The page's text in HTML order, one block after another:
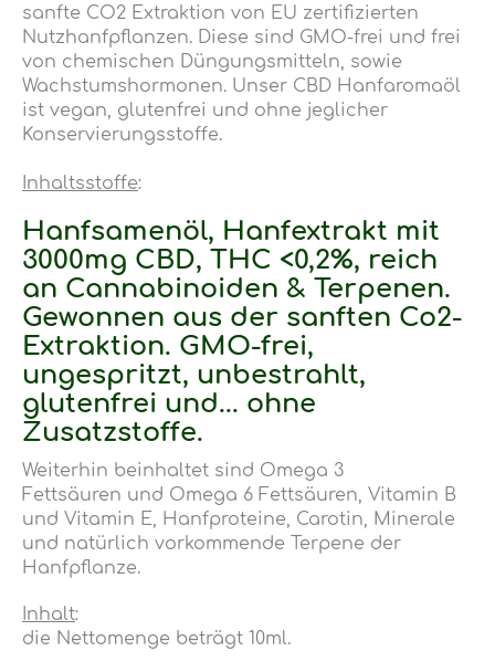
sanfte CO2 Extraktion von EU zertifizierten
Nutzhanfpflanzen. Diese sind GMO-frei und frei
von chemischen Düngungsmitteln, sowie
Wachstumshormonen. Unser CBD Hanfaromaöl
ist vegan, glutenfrei und ohne jeglicher
Konservierungsstoffe.
Inhaltsstoffe:
Hanfsamenöl, Hanfextrakt mit
3000mg CBD, THC <0,2%, reich
an Cannabinoiden & Terpenen.
Gewonnen aus der sanften Co2-
Extraktion. GMO-frei,
ungespritzt, unbestrahlt,
glutenfrei und... ohne
Zusatzstoffe.
Weiterhin beinhaltet sind Omega 3
Fettsäuren und Omega 6 Fettsäuren, Vitamin B
und Vitamin E, Hanfproteine, Carotin, Minerale
und natürlich vorkommende Terpene der
Hanfpflanze.
Inhalt:
die Nettomenge beträgt 10ml.